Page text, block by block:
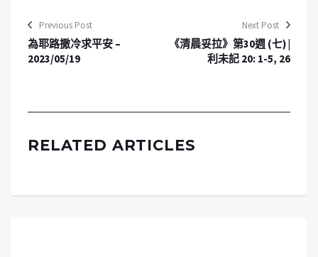
Previous Post
為耶路撒冷求平安 –
2023/05/19
Next Post
《清晨妥拉》第30週 (七) |
利未記 20: 1-5, 26
RELATED ARTICLES